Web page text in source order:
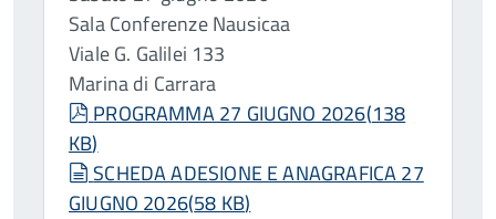
Sala Conferenze Nausicaa
Viale G. Galilei 133
Marina di Carrara
pdf
PROGRAMMA 27 GIUGNO 2026(138
KB)
document
SCHEDA ADESIONE E ANAGRAFICA 27
GIUGNO 2026(58 KB)